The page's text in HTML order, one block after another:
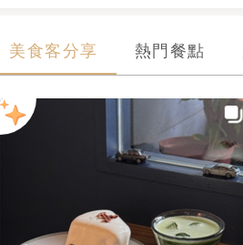
美食客分享 熱門餐點